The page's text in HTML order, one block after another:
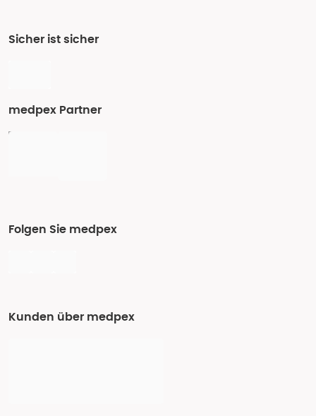
Sicher ist sicher
medpex Partner
Folgen Sie medpex
Kunden über medpex